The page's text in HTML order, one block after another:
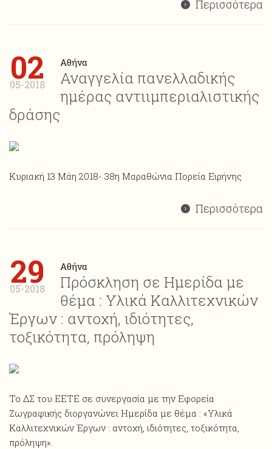
Περισσότερα
02
05-2018
Αθήνα
Αναγγελία πανελλαδικής
ημέρας αντιιμπεριαλιστικής
δράσης
Κυριακή 13 Μάη 2018- 38η Μαραθώνια Πορεία Ειρήνης
Περισσότερα
29
05-2018
Αθήνα
Πρόσκληση σε Ημερίδα με
θέμα : Υλικά Καλλιτεχνικών
Έργων : αντοχή, ιδιότητες,
τοξικότητα, πρόληψη
Το ΔΣ του ΕΕΤΕ σε συνεργασία με την Εφορεία
Ζωγραφικής διοργανώνει Ημερίδα με θέμα : «Υλικά
Καλλιτεχνικών Έργων : αντοχή, ιδιότητες, τοξικότητα,
πρόληψη».